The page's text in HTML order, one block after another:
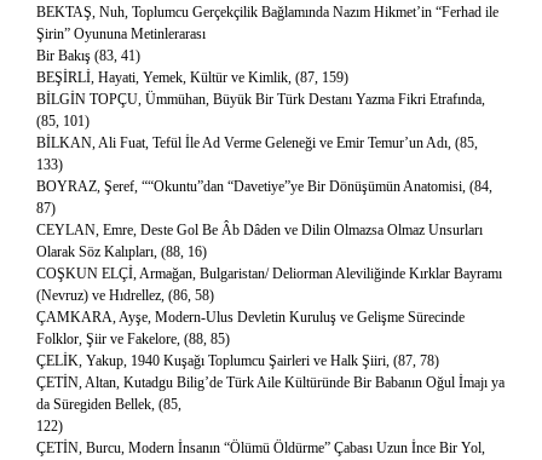
BEKTAŞ, Nuh, Toplumcu Gerçekçilik Bağlamında Nazım Hikmet’in “Ferhad ile
Şirin” Oyununa Metinlerarası
Bir Bakış (83, 41)
BEŞİRLİ, Hayati, Yemek, Kültür ve Kimlik, (87, 159)
BİLGİN TOPÇU, Ümmühan, Büyük Bir Türk Destanı Yazma Fikri Etrafında,
(85, 101)
BİLKAN, Ali Fuat, Tefül İle Ad Verme Geleneği ve Emir Temur’un Adı, (85,
133)
BOYRAZ, Şeref, ““Okuntu”dan “Davetiye”ye Bir Dönüşümün Anatomisi, (84,
87)
CEYLAN, Emre, Deste Gol Be Âb Dâden ve Dilin Olmazsa Olmaz Unsurları
Olarak Söz Kalıpları, (88, 16)
COŞKUN ELÇİ, Armağan, Bulgaristan/ Deliorman Aleviliğinde Kırklar Bayramı
(Nevruz) ve Hıdrellez, (86, 58)
ÇAMKARA, Ayşe, Modern-Ulus Devletin Kuruluş ve Gelişme Sürecinde
Folklor, Şiir ve Fakelore, (88, 85)
ÇELİK, Yakup, 1940 Kuşağı Toplumcu Şairleri ve Halk Şiiri, (87, 78)
ÇETİN, Altan, Kutadgu Bilig’de Türk Aile Kültüründe Bir Babanın Oğul İmajı ya
da Süregiden Bellek, (85,
122)
ÇETİN, Burcu, Modern İnsanın “Ölümü Öldürme” Çabası Uzun İnce Bir Yol,